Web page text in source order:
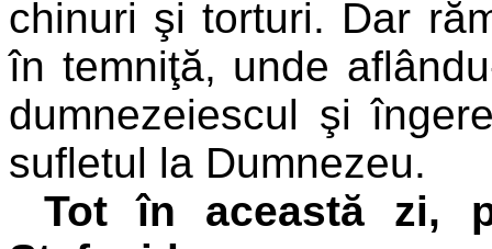
chinuri şi torturi. Dar
în temniţă, unde
dumnezeiescul şi
sufletul la Dumnezeu.
Tot în această zi,